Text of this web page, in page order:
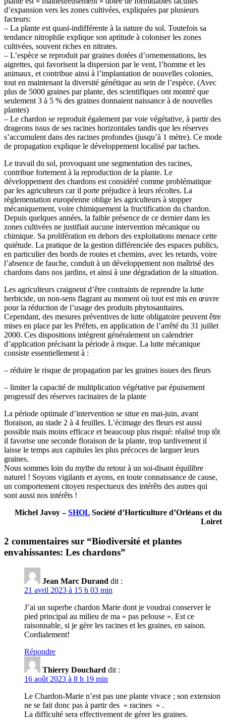
d’expansion vers les zones cultivées, expliquées par plusieurs
facteurs:
– La plante est quasi-indifférente à la nature du sol. Toutefois sa
tendance nitrophile explique son aptitude à coloniser les zones
cultivées, souvent riches en nitrates.
– L’espèce se reproduit par graines dotées d’ornementations, les
aigrettes, qui favorisent la dispersion par le vent, l’homme et les
animaux, et contribue ainsi à l’implantation de nouvelles colonies,
tout en maintenant la diversité génétique au sein de l’espèce. (Avec
plus de 5000 graines par plante, des scientifiques ont montré que
seulement 3 à 5 % des graines donnaient naissance à de nouvelles
plantes)
– Le chardon se reproduit également par voie végétative, à partir des
drageons issus de ses racines horizontales tandis que les réserves
s’accumulent dans des racines profondes (jusqu’à 1 mètre). Ce mode
de propagation explique le développement localisé par taches.
Le travail du sol, provoquant une segmentation des racines,
contribue fortement à la reproduction de la plante. Le
développement des chardons est considéré comme problématique
par les agriculteurs car il porte préjudice à leurs récoltes. La
règlementation européenne oblige les agriculteurs à stopper
mécaniquement, voire chimiquement la fructification du chardon.
Depuis quelques années, la faible présence de ce dernier dans les
zones cultivées ne justifiait aucune intervention mécanique ou
chimique. Sa prolifération en dehors des exploitations menace cette
quiétude. La pratique de la gestion différenciée des espaces publics,
en particulier des bords de routes et chemins, avec les retards, voire
l’absence de fauche, conduit à un développement non maîtrisé des
chardons dans nos jardins, et ainsi à une dégradation de la situation.
Les agriculteurs craignent d’être contraints de reprendre la lutte
herbicide, un non-sens flagrant au moment où tout est mis en œuvre
pour la réduction de l’usage des produits phytosanitaires.
Cependant, des mesures préventives de lutte obligatoire peuvent être
mises en place par les Préfets, en application de l’arrêté du 31 juillet
2000. Ces dispositions intègrent généralement un calendrier
d’application précisant la période à risque. La lutte mécanique
consiste essentiellement à :
– réduire le risque de propagation par les graines issues des fleurs
– limiter la capacité de multiplication végétative par épuisement
progressif des réserves racinaires de la plante
La période optimale d’intervention se situe en mai-juin, avant
floraison, au stade 2 à 4 feuilles. L’écimage des fleurs est aussi
possible mais moins efficace et beaucoup plus risqué: réalisé trop tôt
il favorise une seconde floraison de la plante, trop tardivement il
laisse le temps aux capitules les plus précoces de larguer leurs
graines.
Nous sommes loin du mythe du retour à un soi-disant équilibre
naturel ! Soyons vigilants et ayons, en toute connaissance de cause,
un comportement citoyen respectueux des intérêts des autres qui
sont aussi nos intérêts !
Michel Javoy –SHOL Société d’Horticulture d’Orléans et du
Loiret
2 commentaires sur “Biodiversité et plantes
envahissantes: Les chardons”
Jean Marc Durand dit :
21 avril 2023 à 15 h 03 min
J’ai un superbe chardon Marie dont je voudrai conserver le
pied principal au milieu de ma « pas pelouse ». Est ce
raisonnable, si je gère les racines et les graines, en saison.
Cordialement!
Répondre
Thierry Douchard dit :
16 août 2023 à 8 h 19 min
Le Chardon-Marie n’est pas une plante vivace ; son extension
ne se fait donc pas à partir des » racines » .
La difficulté sera effectivement de gérer les graines.